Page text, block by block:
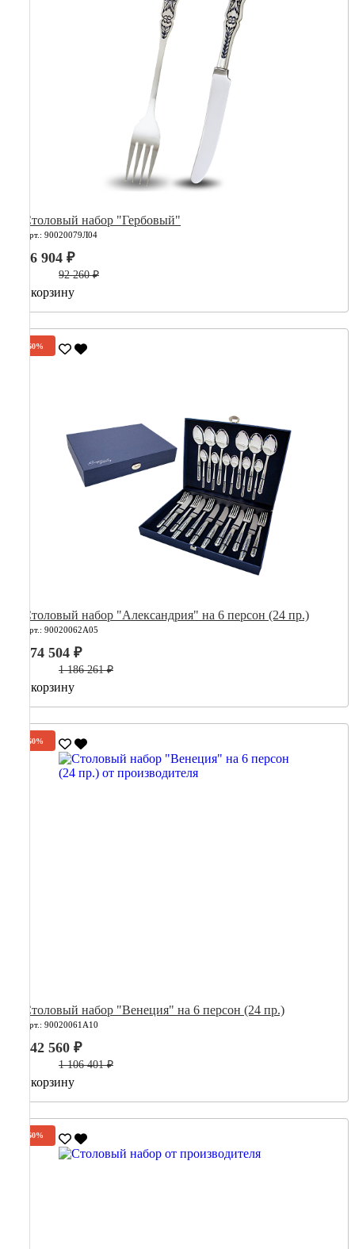
Столовый набор "Гербовый"
Арт.: 90020079Л04
36 904 ₽
92 260 ₽
В корзину
-60%
Столовый набор "Александрия" на 6 персон (24 пр.)
Арт.: 90020062А05
474 504 ₽
1 186 261 ₽
В корзину
-60%
Столовый набор "Венеция" на 6 персон (24 пр.)
Арт.: 90020061А10
442 560 ₽
1 106 401 ₽
В корзину
-60%